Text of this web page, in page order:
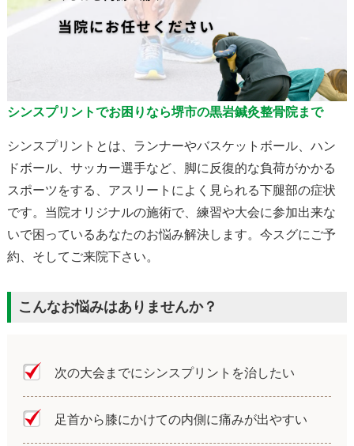
シンスプリントでお困りなら堺市の黒岩鍼灸整骨院まで
シンスプリントとは、ランナーやバスケットボール、ハン
ドボール、サッカー選手など、脚に反復的な負荷がかかる
スポーツをする、アスリートによく見られる下腿部の症状
です。当院オリジナルの施術で、練習や大会に参加出来な
いで困っているあなたのお悩み解決します。今スグにご予
約、そしてご来院下さい。
こんなお悩みはありませんか？
次の大会までにシンスプリントを治したい
足首から膝にかけての内側に痛みが出やすい